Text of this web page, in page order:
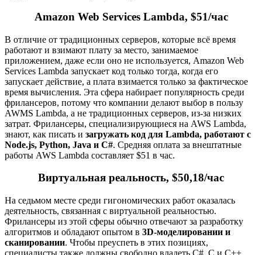
Amazon Web Services Lambda, $51/час
В отличие от традиционных серверов, которые всё время
работают и взимают плату за место, занимаемое
приложением, даже если оно не используется, Amazon Web
Services Lambda запускает код только тогда, когда его
запускает действие, а плата взимается только за фактическое
время вычисления. Эта сфера набирает популярность среди
фрилансеров, потому что компании делают выбор в пользу
AWMS Lambda, а не традиционных серверов, из-за низких
затрат. Фрилансеры, специализирующиеся на AWS Lambda,
знают, как писать и загружать код для Lambda, работают с
Node.js, Python, Java и C#. Средняя оплата за внештатные
работы AWS Lambda составляет $51 в час.
Виртуальная реальность, $50,18/час
На седьмом месте среди гигономических работ оказалась
деятельность, связанная с виртуальной реальностью.
Фрилансеры из этой сферы обычно отвечают за разработку
алгоритмов и обладают опытом в 3D-моделировании и
сканировании. Чтобы преуспеть в этих позициях,
специалисты также должны свободно владеть C#, C и C++.